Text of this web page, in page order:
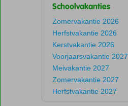
Schoolvakanties
Zomervakantie 2026
Herfstvakantie 2026
Kerstvakantie 2026
Voorjaarsvakantie 2027
Meivakantie 2027
Zomervakantie 2027
Herfstvakantie 2027